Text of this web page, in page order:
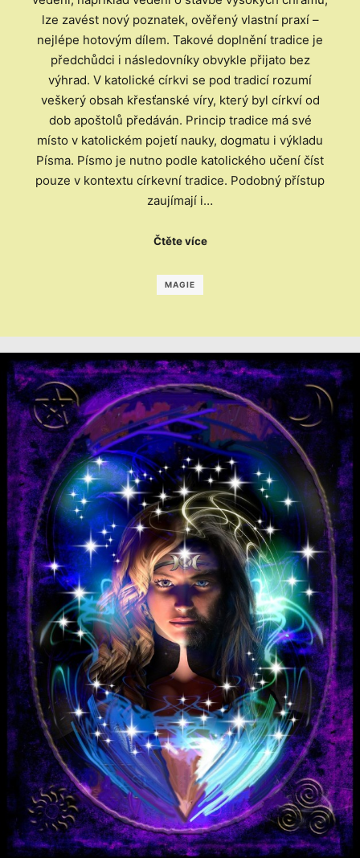
lze zavést nový poznatek, ověřený vlastní praxí –
nejlépe hotovým dílem. Takové doplnění tradice je
předchůdci i následovníky obvykle přijato bez
výhrad. V katolické církvi se pod tradicí rozumí
veškerý obsah křesťanské víry, který byl církví od
dob apoštolů předáván. Princip tradice má své
místo v katolickém pojetí nauky, dogmatu i výkladu
Písma. Písmo je nutno podle katolického učení číst
pouze v kontextu církevní tradice. Podobný přístup
zaujímají i…
Čtěte více
MAGIE